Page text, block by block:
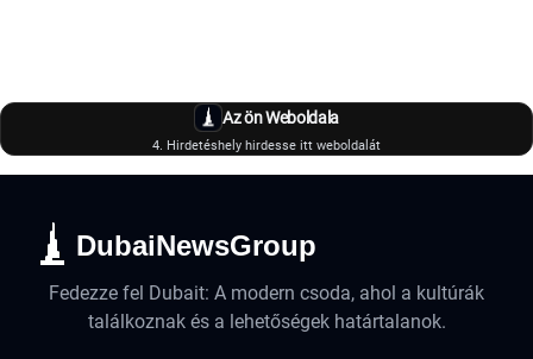
Az ön Weboldala
4. Hirdetéshely hirdesse itt weboldalát
DubaiNewsGroup
Fedezze fel Dubait: A modern csoda, ahol a kultúrák
találkoznak és a lehetőségek határtalanok.